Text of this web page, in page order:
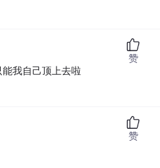
我自己顶上去啦
赞
赞